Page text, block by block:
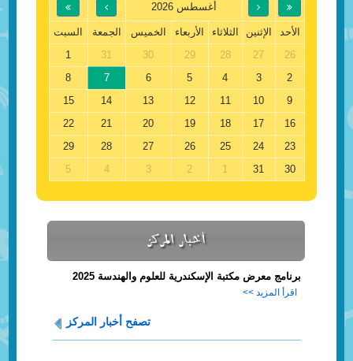
أغسطس 2026
الأحد الإثنين الثلاثاء الأربعاء الخميس الجمعة
السبت
26
27
28
29
30
31
1
2
3
4
5
6
7
8
9
10
11
12
13
14
15
16
17
18
19
20
21
22
23
24
25
26
27
28
29
30
31
1
2
3
4
5
أخبار المركز
برنامج معرض مكتبة الإسكندرية للعلوم والهندسة 2025
اقرأ المزيد >>
تصفح أخبار المركز